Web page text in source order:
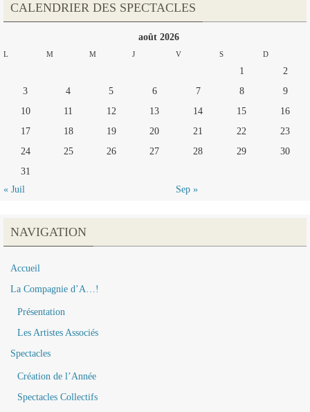
CALENDRIER DES SPECTACLES
août 2026
L M M J V S D
1
2
3
4 5 6 7 8
9
10
11 12 13 14 15
16
17
18 19 20 21 22
23
24
25 26 27 28 29
30
31
« Juil
Sep »
NAVIGATION
Accueil
La Compagnie d’A…!
Présentation
Les Artistes Associés
Spectacles
Création de l’Année
Spectacles Collectifs